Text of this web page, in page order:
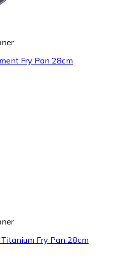
Fry Pan 28cm
Fry Pan 28cm